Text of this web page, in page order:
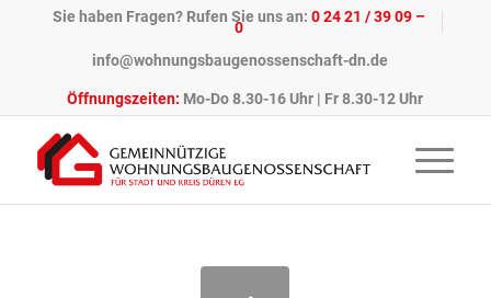
Sie haben Fragen? Rufen Sie uns an:0 24 21 / 39 09 –
0
info@wohnungsbaugenossenschaft-dn.de
Öffnungszeiten: Mo-Do 8.30-16 Uhr | Fr 8.30-12 Uhr